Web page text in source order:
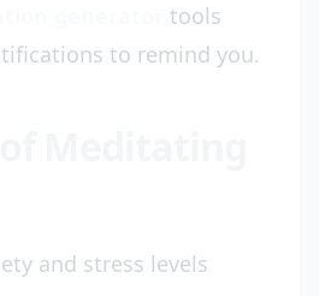
tools
to remind you.
and stress levels